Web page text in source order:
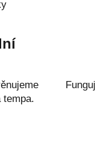
tempa.